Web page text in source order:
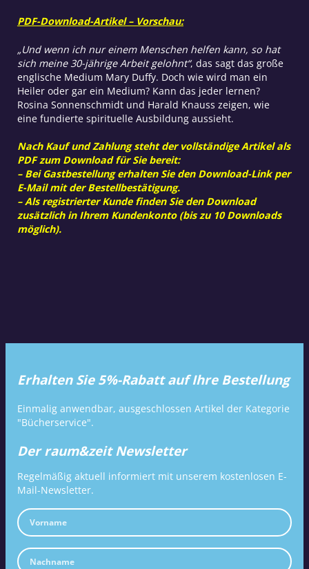
PDF-Download-Artikel – Vorschau:
„Und wenn ich nur einem Menschen helfen kann, so hat
sich meine 30-jährige Arbeit gelohnt“, das sagt das große
englische Medium Mary Duffy. Doch wie wird man ein
Heiler oder gar ein Medium? Kann das jeder lernen?
Rosina Sonnenschmidt und Harald Knauss zeigen, wie
eine fundierte spirituelle Ausbildung aussieht.
Nach Kauf und Zahlung steht der vollständige Artikel als
PDF zum Download für Sie bereit:
– Bei Gastbestellung erhalten Sie den Download-Link per
E-Mail mit der Bestellbestätigung.
– Als registrierter Kunde finden Sie den Download
zusätzlich in Ihrem Kundenkonto (bis zu 10 Downloads
möglich).
Erhalten Sie 5%-Rabatt auf Ihre Bestellung
Einmalig anwendbar, ausgeschlossen Artikel der Kategorie
"Bücherservice".
Der raum&zeit Newsletter
Regelmäßig aktuell informiert mit unserem kostenlosen E-
Mail-Newsletter.